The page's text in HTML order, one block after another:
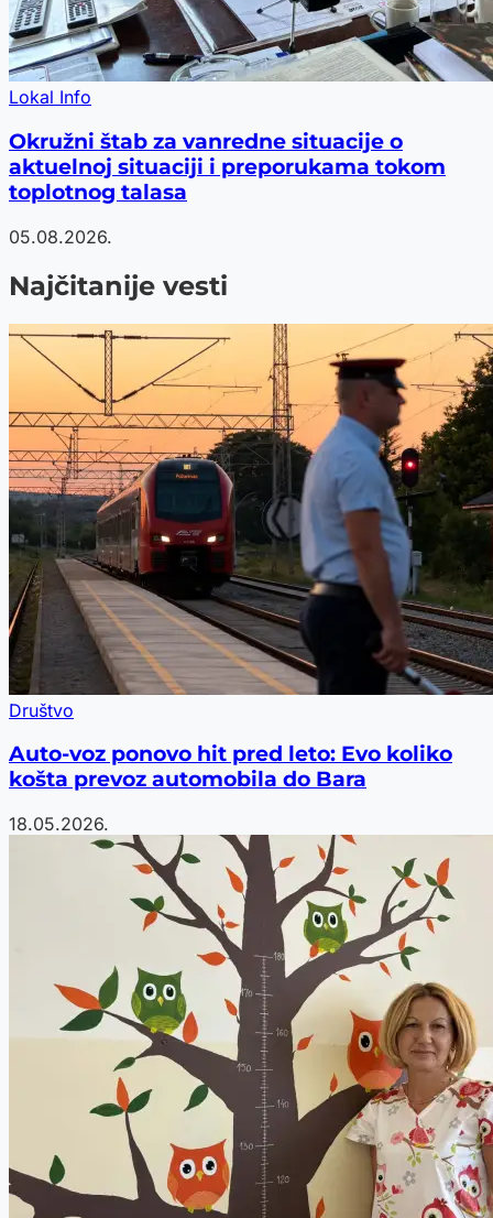
Lokal Info
Okružni štab za vanredne situacije o
aktuelnoj situaciji i preporukama tokom
toplotnog talasa
05.08.2026.
Najčitanije vesti
Društvo
Auto-voz ponovo hit pred leto: Evo koliko
košta prevoz automobila do Bara
18.05.2026.